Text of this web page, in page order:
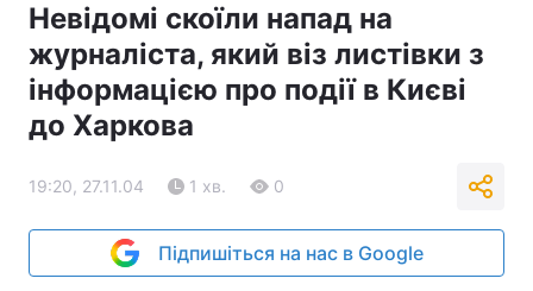
Невідомі скоїли напад на
журналіста, який віз листівки з
інформацією про події в Києві
до Харкова
19:20, 27.11.04 1 хв. 0
Підпишіться на нас в Google